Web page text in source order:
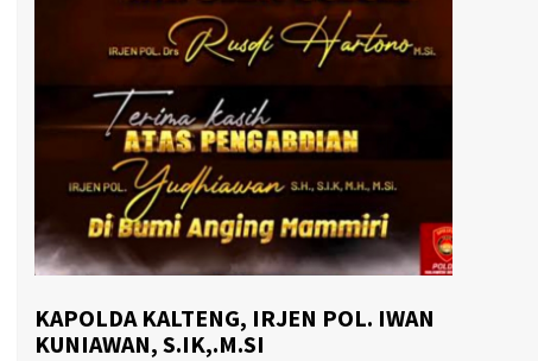
KAPOLDA KALTENG, IRJEN POL. IWAN
KUNIAWAN, S.IK,.M.SI